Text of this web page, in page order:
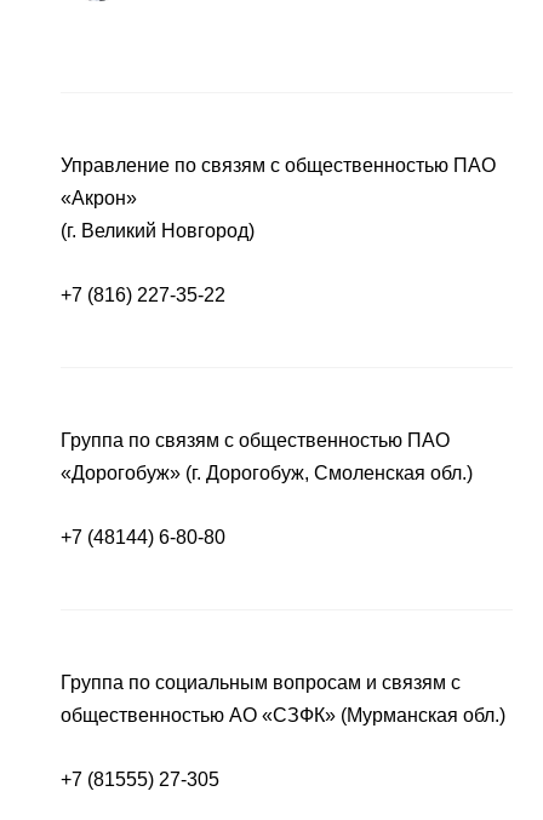
Управление по связям с общественностью ПАО
«Акрон»
(г. Великий Новгород)
+7 (816) 227-35-22
Группа по связям с общественностью ПАО
«Дорогобуж» (г. Дорогобуж, Смоленская обл.)
+7 (48144) 6-80-80
Группа по социальным вопросам и связям с
общественностью АО «СЗФК» (Мурманская обл.)
+7 (81555) 27-305